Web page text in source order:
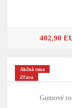
402,90
Akčná cena
Zľava
Gumové